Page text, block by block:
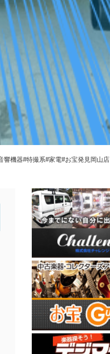
響機器#特撮系#家電#お宝発見岡山店